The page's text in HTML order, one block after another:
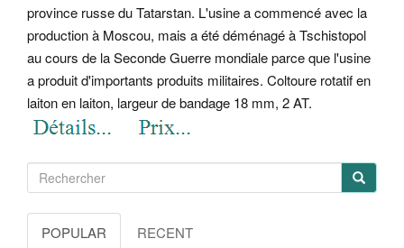
province russe du Tatarstan. L'usine a commencé avec la
production à Moscou, mais a été déménagé à Tschistopol
au cours de la Seconde Guerre mondiale parce que l'usine
a produit d'importants produits militaires. Coltoure rotatif en
laiton en laiton, largeur de bandage 18 mm, 2 AT.
POPULAR RECENT